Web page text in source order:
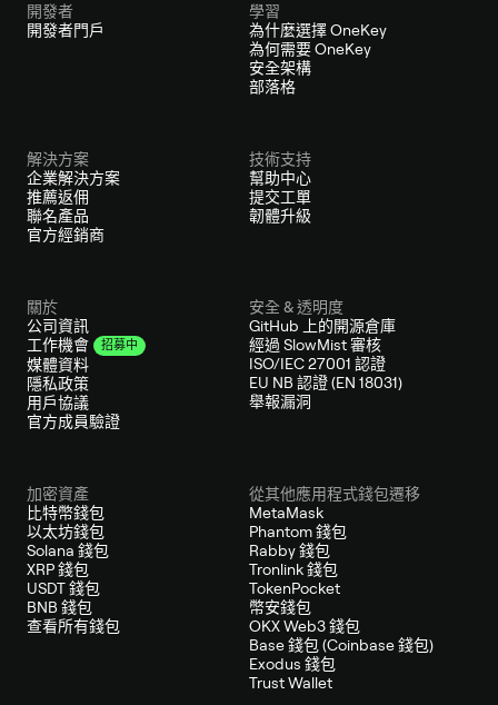
開發者
開發者門戶
學習
為什麼選擇 OneKey
為何需要 OneKey
安全架構
部落格
解決方案
企業解決方案
推薦返佣
聯名產品
官方經銷商
技術支持
幫助中心
提交工單
韌體升級
關於
公司資訊
工作機會
招募中
媒體資料
隱私政策
用戶協議
官方成員驗證
安全 & 透明度
GitHub 上的開源倉庫
經過 SlowMist 審核
ISO/IEC 27001 認證
EU NB 認證 (EN 18031)
舉報漏洞
加密資產
比特幣錢包
以太坊錢包
Solana 錢包
XRP 錢包
USDT 錢包
BNB 錢包
查看所有錢包
從其他應用程式錢包遷移
MetaMask
Phantom 錢包
Rabby 錢包
Tronlink 錢包
TokenPocket
幣安錢包
OKX Web3 錢包
Base 錢包 (Coinbase 錢包)
Exodus 錢包
Trust Wallet